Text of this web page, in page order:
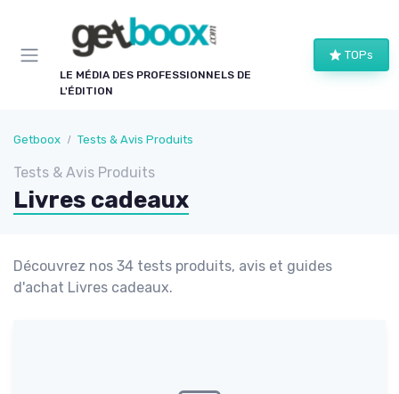
LE MÉDIA DES PROFESSIONNELS DE
L'ÉDITION
TOPs
Getboox Tests & Avis Produits
Tests & Avis Produits
Livres cadeaux
Découvrez nos 34 tests produits, avis et guides
d'achat Livres cadeaux.